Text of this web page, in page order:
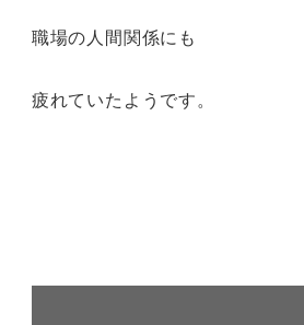
職場の人間関係にも
疲れていたようです。